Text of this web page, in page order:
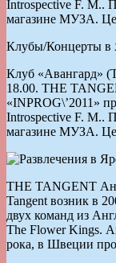
Introspective F. M..
магазине МУЗА.
Клубы/Концерты в
Клуб «Авангард»
18.00. THE
«INPROG\’2011»
Introspective F. M..
магазине МУЗА.
THE TANGENT
Tangent возник в
двух команд из
The Flower Kings.
рока, в Швеции